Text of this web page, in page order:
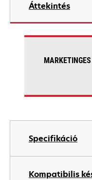
Áttekintés
Specifikáció
Kompatibilis